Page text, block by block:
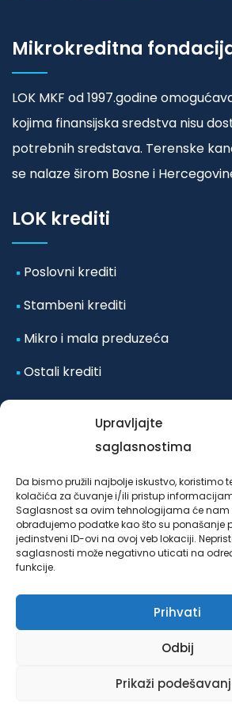
Upravljajte
saglasnostima
Da bismo pružili najbolje iskustvo, koristimo
kolačića za čuvanje i/ili pristup
Saglasnost sa ovim tehnologijama će
obrađujemo podatke kao što su ponašanje
jedinstveni ID-ovi na ovoj veb lokaciji.
saglasnosti može negativno uticati na
funkcije.
Prihvati
Odbij
Prikaži
Mikrokreditna
LOK MKF od 1997.godine
kojima finansijska sredstva nisu
potrebnih sredstava. Terenske
se nalaze širom Bosne i
LOK krediti
Poslovni krediti
Stambeni krediti
Mikro i mala preduzeća
Ostali krediti
Odluka o posebnim mjerama koje
vanrednim okolnostima-poplave iz
mikrokreditne fondacije Sarajevo u
Hercegovine, broj 4953/03/24 od
Copyright 1997.- 2024. Sva prava
Articoolisan
Politika kolačića (EU)